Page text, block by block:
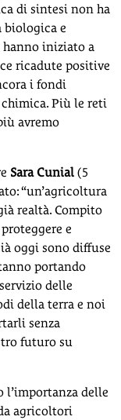
di sintesi non ha
biologica e
iniziato a
ricadute positive
i fondi
Più le reti
avremo
Sara Cunial (5
“un’agricoltura
realtà. Compito
e
oggi sono diffuse
portando
delle
della terra e noi
senza
futuro su
l’importanza delle
agricoltori